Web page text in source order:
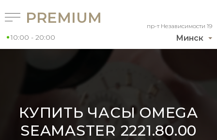
Минск
пр-т Независимости 19
PREMIUM
10:00 - 20:00
КУПИТЬ ЧАСЫ OMEGA
SEAMASTER 2221.80.00